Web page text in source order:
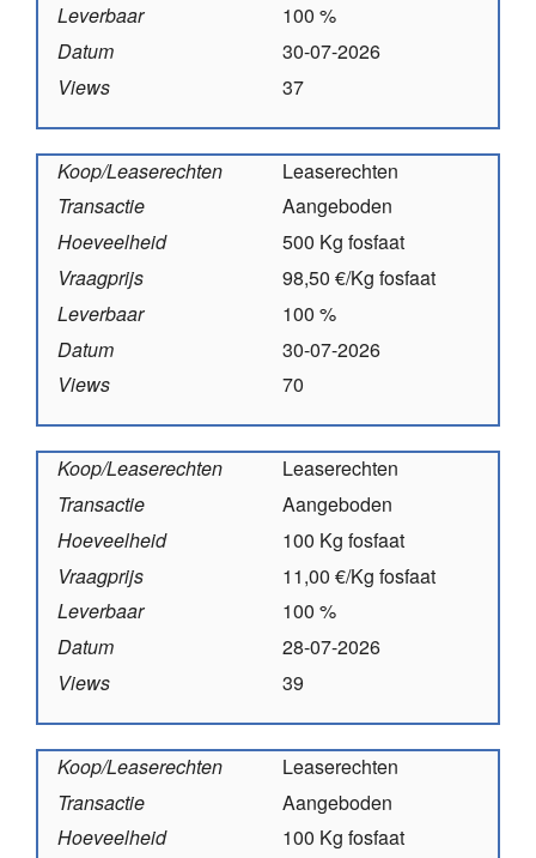
Leverbaar
100 %
Datum
30-07-2026
Views
37
Koop/Leaserechten
Leaserechten
Transactie
Aangeboden
Hoeveelheid
500 Kg fosfaat
Vraagprijs
98,50 €/Kg fosfaat
Leverbaar
100 %
Datum
30-07-2026
Views
70
Koop/Leaserechten
Leaserechten
Transactie
Aangeboden
Hoeveelheid
100 Kg fosfaat
Vraagprijs
11,00 €/Kg fosfaat
Leverbaar
100 %
Datum
28-07-2026
Views
39
Koop/Leaserechten
Leaserechten
Transactie
Aangeboden
Hoeveelheid
100 Kg fosfaat